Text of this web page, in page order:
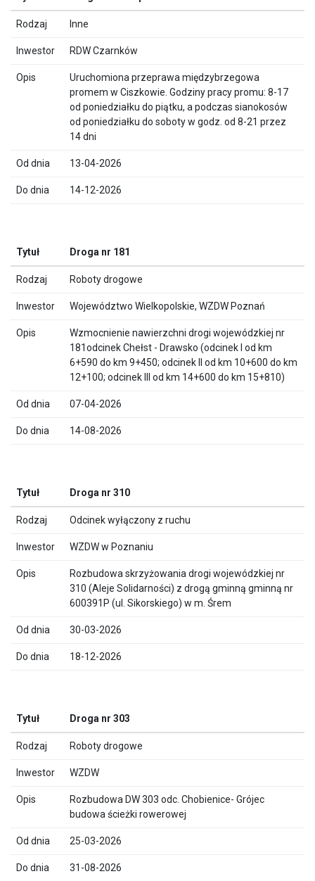
Inne
RDW Czarnków
Uruchomiona przeprawa międzybrzegowa
promem w Ciszkowie. Godziny pracy promu: 8-17
od poniedziałku do piątku, a podczas sianokosów
od poniedziałku do soboty w godz. od 8-21 przez
14 dni
13-04-2026
14-12-2026
Droga nr 181
Roboty drogowe
Województwo Wielkopolskie, WZDW Poznań
Wzmocnienie nawierzchni drogi wojewódzkiej nr
181odcinek Chełst - Drawsko (odcinek I od km
6+590 do km 9+450; odcinek II od km 10+600 do km
12+100; odcinek III od km 14+600 do km 15+810)
07-04-2026
14-08-2026
Droga nr 310
Odcinek wyłączony z ruchu
WZDW w Poznaniu
Rozbudowa skrzyżowania drogi wojewódzkiej nr
310 (Aleje Solidarności) z drogą gminną gminną nr
600391P (ul. Sikorskiego) w m. Śrem
30-03-2026
18-12-2026
Droga nr 303
Roboty drogowe
WZDW
Rozbudowa DW 303 odc. Chobienice- Grójec
budowa ścieżki rowerowej
25-03-2026
31-08-2026